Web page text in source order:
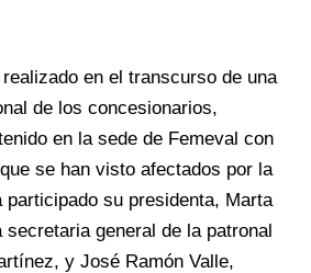
en el transcurso de una
de los concesionarios,
en la sede de Femeval con
se han visto afectados por la
participado su presidenta, Marta
secretaria general de la patronal
y José Ramón Valle,